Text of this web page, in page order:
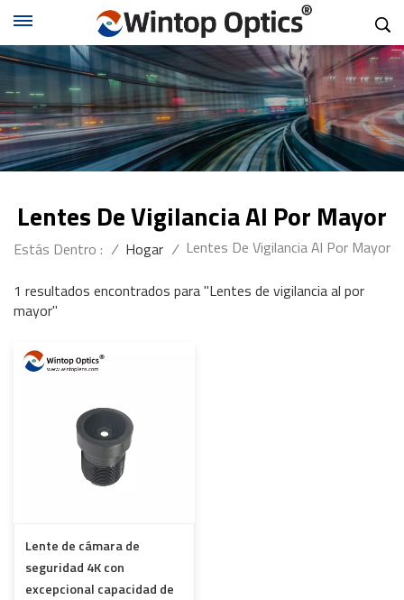
Lentes De Vigilancia Al Por Mayor
Estás Dentro : / Hogar / Lentes De Vigilancia Al Por Mayor
1 resultados encontrados para "Lentes de vigilancia al por
mayor"
Lente de cámara de
seguridad 4K con
excepcional capacidad de